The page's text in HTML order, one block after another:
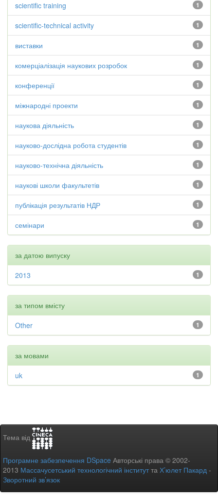
1
scientific training
1
scientific-technical activity
1
виставки
1
комерціалізація наукових розробок
1
конференції
1
міжнародні проекти
1
наукова діяльність
1
науково-дослідна робота студентів
1
науково-технічна діяльність
1
наукові школи факультетів
1
публікація результатів НДР
1
семінари
за датою випуску
1
2013
за типом вмісту
1
Other
за мовами
1
uk
Тема від
Програмне забезпечення DSpace Авторські права © 2002-
2013 Массачусетський технологічний інститутта Х’юлет Пакард -
Зворотний зв’язок